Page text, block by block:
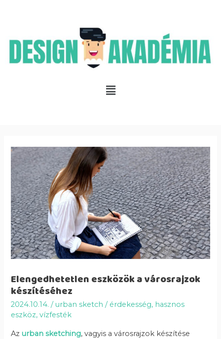
Elengedhetetlen eszközök a városrajzok
készítéséhez
2024.10.14. / urban sketch / érdekesség, hasznos
eszköz,vízfesték
Az urban sketching, vagyis a városrajzok készítése